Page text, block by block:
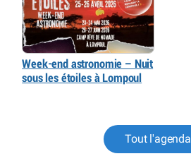
Week-end astronomie – Nuit
sous les étoiles à Lompoul
Tout l'agenda